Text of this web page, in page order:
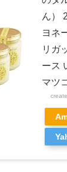
ん）
ヨネ
リガ
ース
マツ